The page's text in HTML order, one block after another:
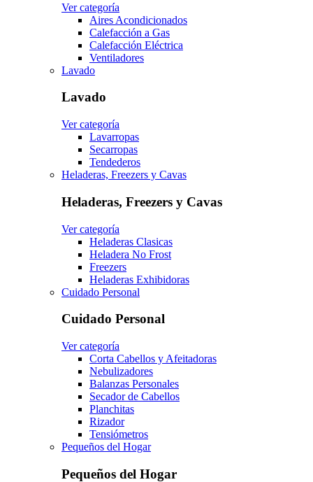
Ver categoría
Aires Acondicionados
Calefacción a Gas
Calefacción Eléctrica
Ventiladores
Lavado
Lavado
Ver categoría
Lavarropas
Secarropas
Tendederos
Heladeras, Freezers y Cavas
Heladeras, Freezers y Cavas
Ver categoría
Heladeras Clasicas
Heladera No Frost
Freezers
Heladeras Exhibidoras
Cuidado Personal
Cuidado Personal
Ver categoría
Corta Cabellos y Afeitadoras
Nebulizadores
Balanzas Personales
Secador de Cabellos
Planchitas
Rizador
Tensiómetros
Pequeños del Hogar
Pequeños del Hogar